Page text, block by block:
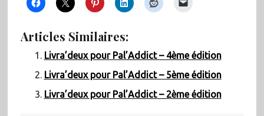
Articles Similaires:
Livra’deux pour Pal’Addict – 4ème édition
Livra’deux pour Pal’Addict – 5ème édition
Livra’deux pour Pal’Addict – 2ème édition